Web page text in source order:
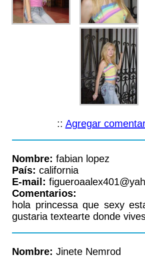
:: Agregar
Nombre: fabian lopez
País: california
E-mail:
Comentarios:
hola princessa que sexy
gustaria textearte donde
Nombre: Jinete Nemrod